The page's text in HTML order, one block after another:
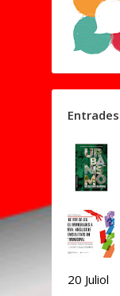
20 Juliol